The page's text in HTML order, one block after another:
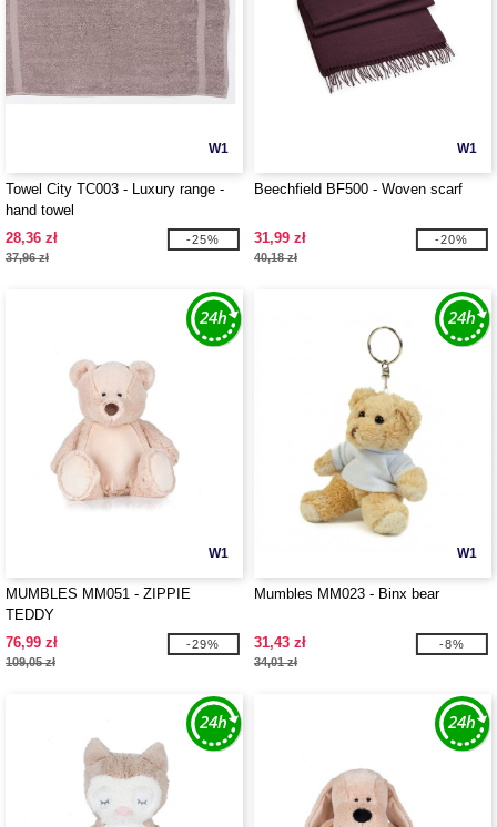
W1
Towel City TC003 - Luxury range -
hand towel
28,36 zł
37,96 zł
-25%
W1
Beechfield BF500 - Woven scarf
31,99 zł
40,18 zł
-20%
W1
MUMBLES MM051 - ZIPPIE
TEDDY
76,99 zł
109,05 zł
-29%
W1
Mumbles MM023 - Binx bear
31,43 zł
34,01 zł
-8%